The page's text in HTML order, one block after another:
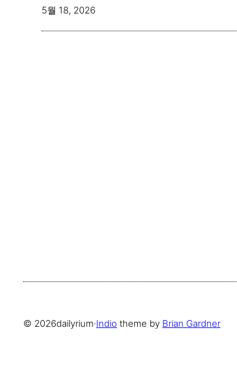
5월 18, 2026
© 2026dailyrium·Indio theme by Brian Gardner